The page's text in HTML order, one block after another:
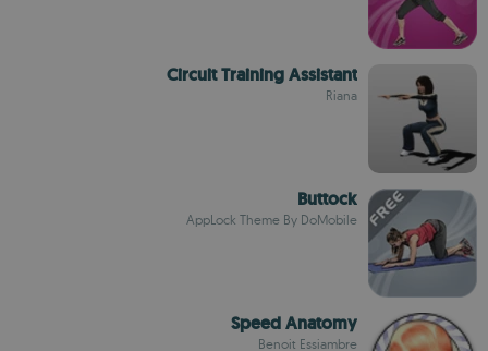
Circuit Training Assistant
Riana
Buttock
AppLock Theme By DoMobile
Speed Anatomy
Benoit Essiambre